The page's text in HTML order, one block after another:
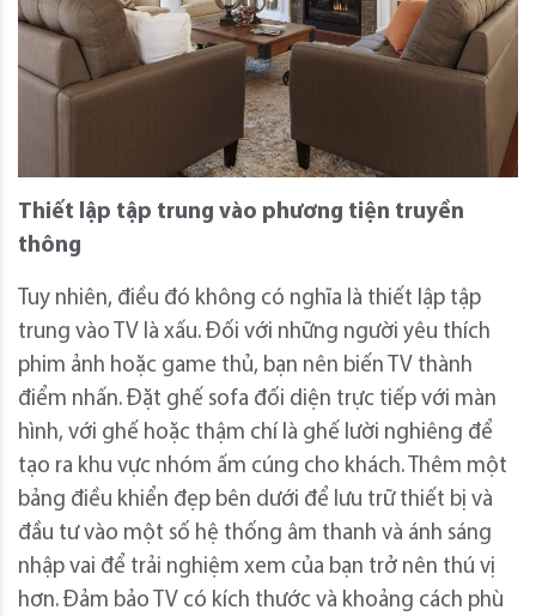
Thiết lập tập trung vào phương tiện truyền
thông
Tuy nhiên, điều đó không có nghĩa là thiết lập tập
trung vào TV là xấu. Đối với những người yêu thích
phim ảnh hoặc game thủ, bạn nên biến TV thành
điểm nhấn. Đặt ghế sofa đối diện trực tiếp với màn
hình, với ghế hoặc thậm chí là ghế lười nghiêng để
tạo ra khu vực nhóm ấm cúng cho khách. Thêm một
bảng điều khiển đẹp bên dưới để lưu trữ thiết bị và
đầu tư vào một số hệ thống âm thanh và ánh sáng
nhập vai để trải nghiệm xem của bạn trở nên thú vị
hơn. Đảm bảo TV có kích thước và khoảng cách phù